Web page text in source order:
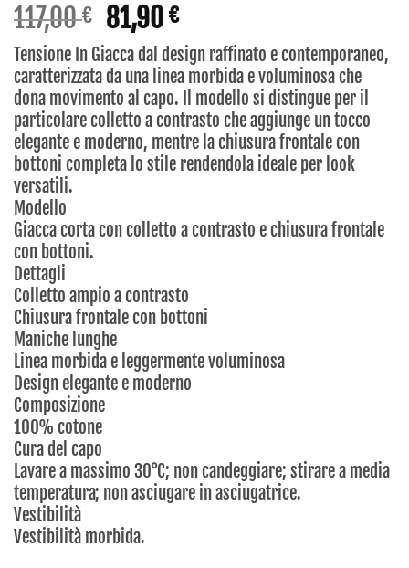
117,00€ Il
prezzo
originale
era:
117,00 €.
81,90 €Il
prezzo
attuale
è:
81,90 €.
Tensione In Giacca dal design raffinato e contemporaneo,
caratterizzata da una linea morbida e voluminosa che
dona movimento al capo. Il modello si distingue per il
particolare colletto a contrasto che aggiunge un tocco
elegante e moderno, mentre la chiusura frontale con
bottoni completa lo stile rendendola ideale per look
versatili.
Modello
Giacca corta con colletto a contrasto e chiusura frontale
con bottoni.
Dettagli
Colletto ampio a contrasto
Chiusura frontale con bottoni
Maniche lunghe
Linea morbida e leggermente voluminosa
Design elegante e moderno
Composizione
100% cotone
Cura del capo
Lavare a massimo 30°C; non candeggiare; stirare a media
temperatura; non asciugare in asciugatrice.
Vestibilità
Vestibilità morbida.